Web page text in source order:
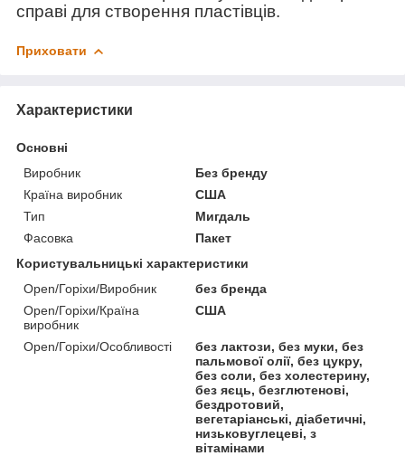
справі для створення пластівців.
Приховати
Характеристики
Основні
Виробник
Без бренду
Країна виробник
США
Тип
Мигдаль
Фасовка
Пакет
Користувальницькі характеристики
Open/Горіхи/Виробник
без бренда
Open/Горіхи/Країна
виробник
США
Open/Горіхи/Особливості
без лактози, без муки, без
пальмової олії, без цукру,
без соли, без холестерину,
без яєць, безглютенові,
бездротовий,
вегетаріанські, діабетичні,
низьковуглецеві, з
вітамінами